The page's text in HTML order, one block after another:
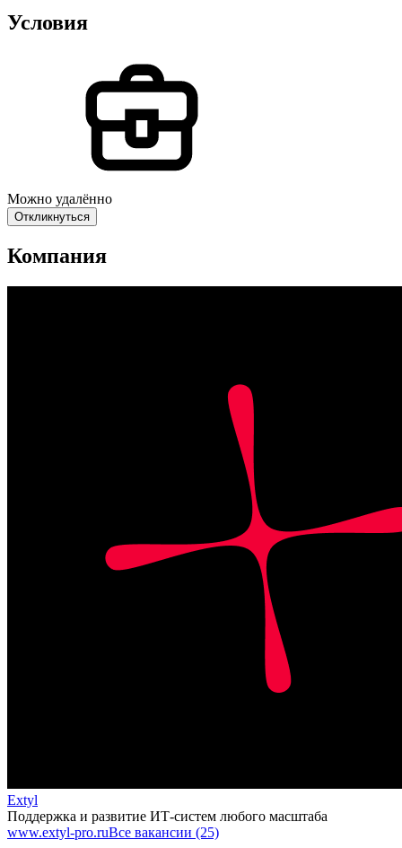
Условия
Можно удалённо
Откликнуться
Компания
Extyl
Поддержка и развитие ИТ-систем любого масштаба
www.extyl-pro.ruВсе вакансии (25)